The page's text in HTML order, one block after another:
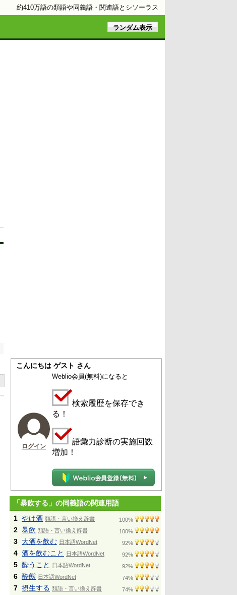
約410万語の類語や同義語・関連語とシソーラス
こんにちは ゲスト さん
ログイン
Weblio会員(無料)になると
検索履歴を保存でき
る！
語彙力診断の実施回数
増加！
「暴飲する」の同義語の関連用語
1 やけ酒 類語・言い換え辞書 100%
2 暴飲 類語・言い換え辞書 100%
3 大酒を飲む 日本語WordNet 92%
4 酒を飲むこと 日本語WordNet 92%
5 酔うこと 日本語WordNet 92%
6 酔態 日本語WordNet 74%
7 摂生する 類語・言い換え辞書 74%